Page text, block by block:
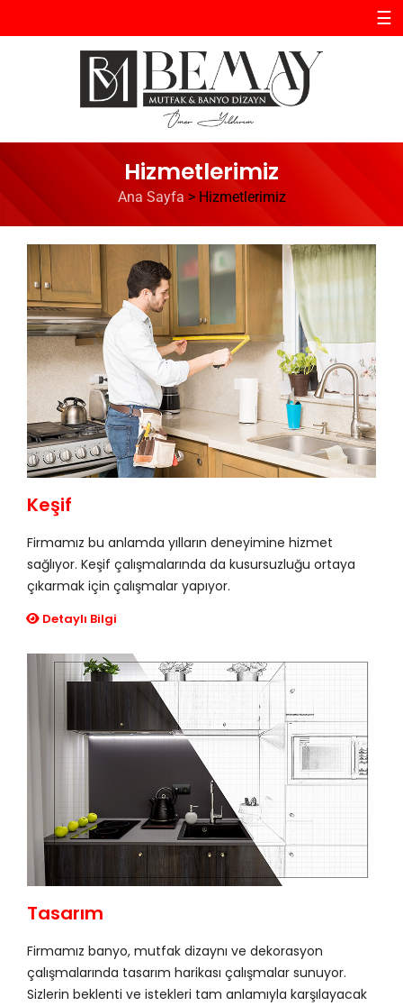
☰
Hizmetlerimiz
Ana Sayfa > Hizmetlerimiz
Keşif
Firmamız bu anlamda yılların deneyimine hizmet
sağlıyor. Keşif çalışmalarında da kusursuzluğu ortaya
çıkarmak için çalışmalar yapıyor.
Detaylı Bilgi
Tasarım
Firmamız banyo, mutfak dizaynı ve dekorasyon
çalışmalarında tasarım harikası çalışmalar sunuyor.
Sizlerin beklenti ve istekleri tam anlamıyla karşılayacak